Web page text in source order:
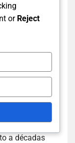
de
un cambio
estilos de
datos ha
más de
a décadas
or Reject